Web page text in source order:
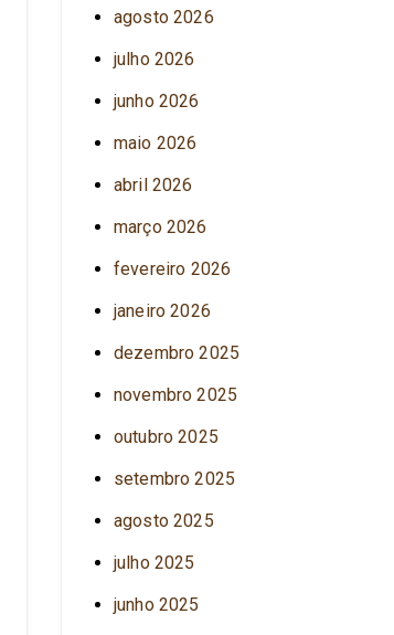
agosto 2026
julho 2026
junho 2026
maio 2026
abril 2026
março 2026
fevereiro 2026
janeiro 2026
dezembro 2025
novembro 2025
outubro 2025
setembro 2025
agosto 2025
julho 2025
junho 2025